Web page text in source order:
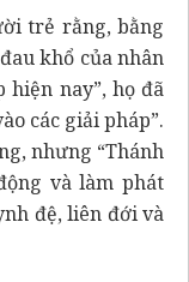
trẻ rằng, bằng
khổ của nhân
nay”, họ đã
các giải pháp”.
nhưng “Thánh
và làm phát
đệ, liên đới và